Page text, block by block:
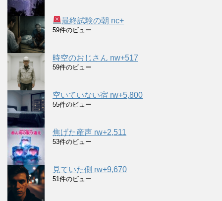
最終試験の朝 nc+
59件のビュー
時空のおじさん nw+517
59件のビュー
空いていない宿 rw+5,800
55件のビュー
焦げた産声 rw+2,511
53件のビュー
見ていた側 rw+9,670
51件のビュー